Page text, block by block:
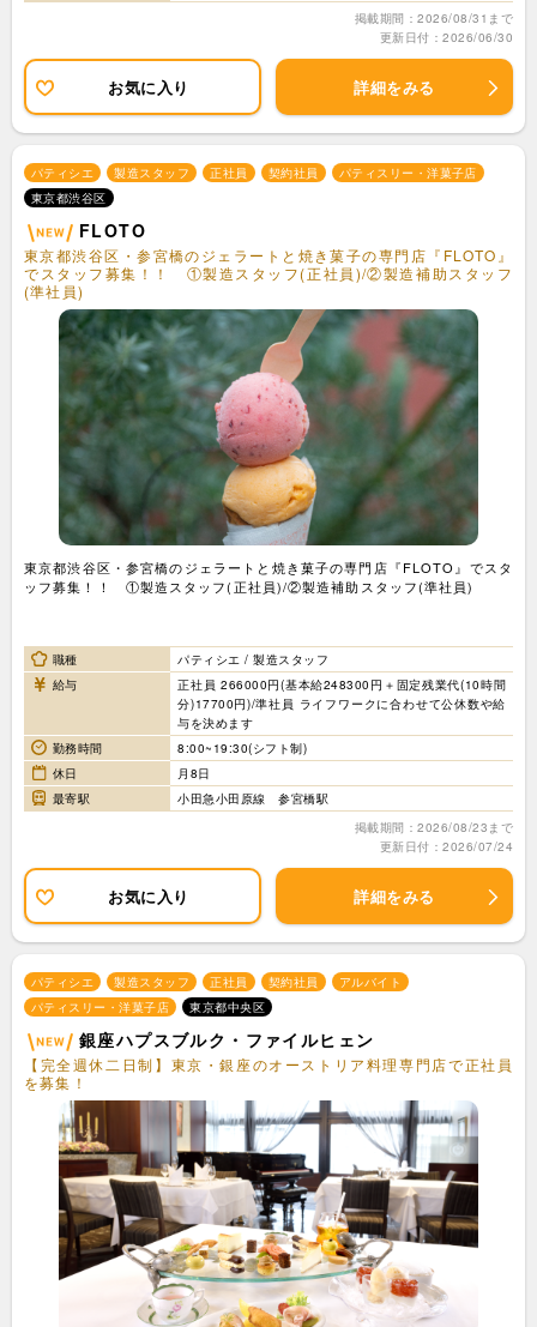
掲載期間：2026/08/31まで
更新日付：2026/06/30
お気に入り 詳細をみる
パティシエ 製造スタッフ 正社員 契約社員
パティスリー・洋菓子店
東京都渋谷区
FLOTO
東京都渋谷区・参宮橋のジェラートと焼き菓子の専門店『FLOTO』
でスタッフ募集！！ ①製造スタッフ(正社員)/②製造補助スタッフ
(準社員)
東京都渋谷区・参宮橋のジェラートと焼き菓子の専門店『FLOTO』でスタ
ッフ募集！！ ①製造スタッフ(正社員)/②製造補助スタッフ(準社員)
職種
パティシエ / 製造スタッフ
給与
正社員 266000円(基本給248300円＋固定残業代(10時間
分)17700円)/準社員 ライフワークに合わせて公休数や給
与を決めます
勤務時間
8:00~19:30(シフト制)
休日
月8日
最寄駅
小田急小田原線 参宮橋駅
掲載期間：2026/08/23まで
更新日付：2026/07/24
お気に入り 詳細をみる
パティシエ 製造スタッフ 正社員 契約社員
アルバイト
パティスリー・洋菓子店
東京都中央区
銀座ハプスブルク・ファイルヒェン
【完全週休二日制】東京・銀座のオーストリア料理専門店で正社員
を募集！